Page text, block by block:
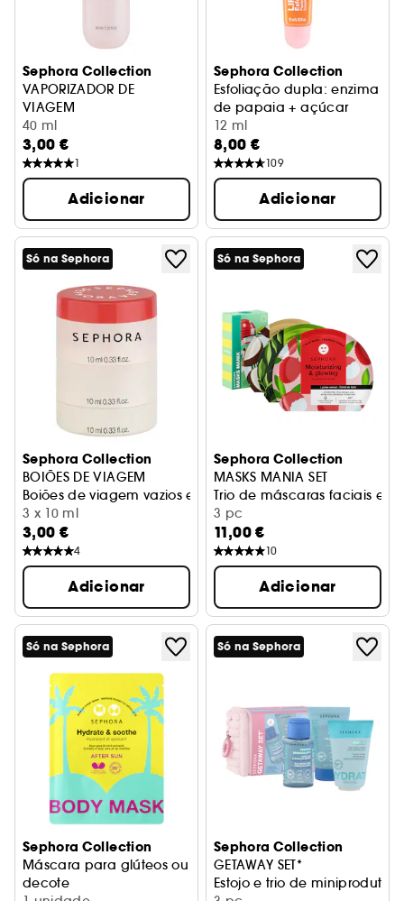
Sephora Collection
VAPORIZADOR DE
VIAGEM
Vaporizador vazio
40 ml
3,00 €
1
Adicionar
Sephora Collection
Esfoliação dupla: enzima
de papaia + açúcar
12 ml
8,00 €
109
Adicionar
Só na Sephora
Sephora Collection
BOIÕES DE VIAGEM
Boiões de viagem vazios e empilháveis
3 x 10 ml
3,00 €
4
Adicionar
Só na Sephora
Sephora Collection
MASKS MANIA SET
Trio de máscaras faciais em
3 pc
11,00 €
10
Adicionar
Só na Sephora
Sephora Collection
Máscara para glúteos ou
decote
Só na Sephora
Sephora Collection
GETAWAY SET*
Estojo e trio de